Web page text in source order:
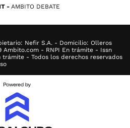
AMBITO DEBATE
Nefir S.A. - Domicilio: Olleros
Ambito.com - RNPI En trámite - Issn
trámite - Todos los derechos reservados